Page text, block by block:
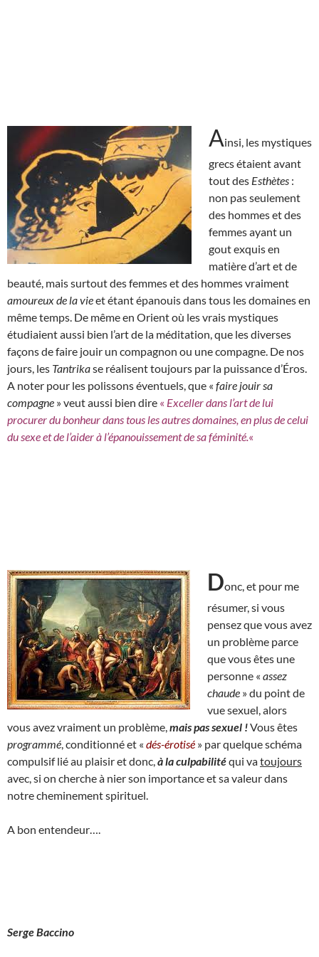
Ainsi, les mystiques
grecs étaient avant
tout des Esthètes :
non pas seulement
des hommes et des
femmes ayant un
gout exquis en
matière d’art et de
beauté, mais surtout des femmes et des hommes vraiment
amoureux de la vieet étant épanouis dans tous les domaines en
même temps. De même en Orient où les vrais mystiques
étudiaient aussi bien l’art de la méditation, que les diverses
façons de faire jouir un compagnon ou une compagne. De nos
jours, les Tantrikase réalisent toujours par la puissance d’Éros.
A noter pour les polissons éventuels, que « faire jouir sa
compagne » veut aussi bien dire « Exceller dans l’art de lui
procurer du bonheur dans tous les autres domaines, en plus de celui
du sexe et de l’aider à l’épanouissement de sa féminité. «
Donc, et pour me
résumer, si vous
pensez que vous avez
un problème parce
que vous êtes une
personne « assez
chaude » du point de
vue sexuel, alors
vous avez vraiment un problème, mais pas sexuel !Vous êtes
programmé , conditionné et « dés-érotisé » par quelque schéma
compulsif lié au plaisir et donc, à la culpabilitéqui vatoujours
avec, si on cherche à nier son importance et sa valeur dans
notre cheminement spirituel.
A bon entendeur….
Serge Baccino